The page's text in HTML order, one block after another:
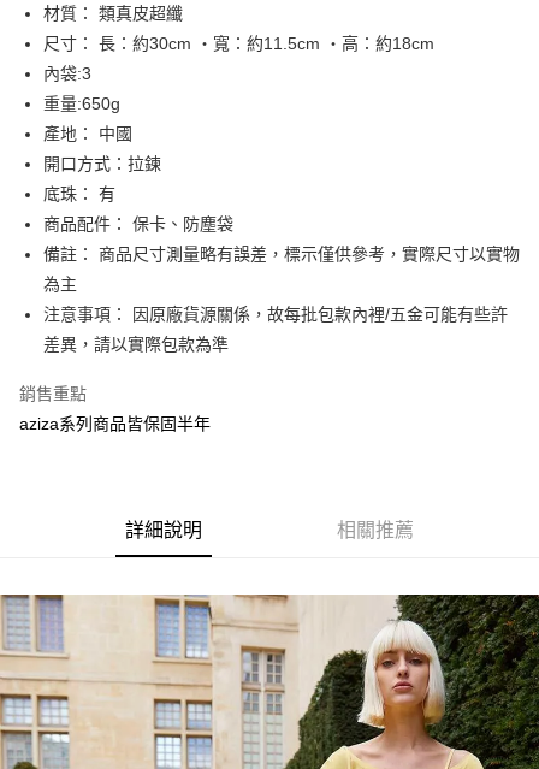
元大商業銀行
玉山商業銀行
星展（台灣）商業銀行
台灣樂天信用卡公司
Google Pay
全盈+PAY
大哥付你分期
相關說明
【大哥付你分期使用說明】
1.本服務由台灣大哥大提供，台灣大哥大用戶可立即使用無須另外申請。
2.付款方式選擇「大哥付你分期」，訂單成立後會自動跳轉到大哥付的交易
流程，驗證手機門號後，選擇欲分期的期數、繳款截止日，確認付款後即完
成交易。
3.實際核准額度、可分期數及費用金額請依後續交易確認頁面所載為準。
4.訂單成立30分鐘內，如未前往確認交易或遇審核未通過，訂單將自動取
消。如遇「轉專審核」未通過狀況，表示未達大哥付你分期系統評分，恕無
法說明評估內容。
醒簡訊。
2.透過簡訊連結打開帳單後，可選擇「超商條碼／台灣大直營門市／銀行轉
用戶於交易時，得透過本服務購買商品或服務，並由商店將買賣／分期付款
買賣價金債權讓與本公司後，依約使用本公司帳單繳交帳款。
資料（包含姓名、電話或地址）提供予台灣大哥大進項蒐集、處理及利用，
由本公司與您本人進行分期帳單所需資料之確認、核對及更正。
3.完整用戶服務條款，請詳閱以下連結：
https://oppay.tw/userRule
AFTEE先享後付
相關說明
AFTEE先享後付是「在收到商品之後才付款」的支付方式。 讓您購物簡單
便利好安心！
１．簡單：不需註冊會員、不需綁卡、不需儲值。
２．便利：只要手機號碼，簡訊認證，即可結帳。
３．安心：先確認商品／服務後，再付款。
【「AFTEE先享後付」結帳流程】
１．於結帳方式選擇「AFTEE先享後付」後，將跳轉至「AFTEE先享後付」
結帳頁面，進行簡訊認證並確認金額後，即可完成結帳。
※ 請注意：結帳手續完成當下不需立刻繳費，但若您需要取消訂單，請聯絡
購買商品的店家。未經商家同意取消之訂單仍視為有效，需透過AFTEE先享
是否繳費成功／繳費後需取消欲退款等相關疑問，請聯繫「AFTEE先享後付
客戶支援中心」
https://netprotections.freshdesk.com/support/home
【注意事項】
１．透過由恩沛科技股份有限公司提供之「AFTEE先享後付」服務完成之交
易，需依本服務之必要範圍內提供個人資料，並將交易相關給付款項請求債
權轉讓予恩沛科技股份有限公司。
２．關於個人資料處理事宜，請瀏覽以下網址：
ATM付款
運送方式
付款後全家取貨
每筆NT$70，滿NT$899(含以上)免運費
付款後7-11取貨
每筆NT$100，滿NT$1,000(含以上)免運費
免運費
京站台北店客服中心(1F星巴克旁) 即日起不提供京站紙袋，取件時
請自備購物袋，若需購買紙袋可現場詢問
免運費
材質： 類真皮超纖
尺寸： 長：約30cm ‧寬：約11.5cm ‧高：約18cm
內袋:3
重量:650g
產地： 中國
開口方式：拉鍊
底珠： 有
商品配件： 保卡、防塵袋
備註： 商品尺寸測量略有誤差，標示僅供參考，實際尺寸以實物
為主
注意事項： 因原廠貨源關係，故每批包款內裡/五金可能有些許
差異，請以實際包款為準
銷售重點
aziza系列商品皆保固半年
詳細說明 相關推薦